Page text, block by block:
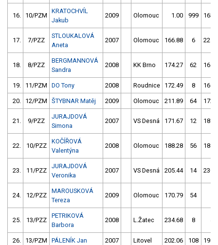
16. 10/PZM
KRATOCHVÍL
Jakub
2009 Olomouc 1.00 999
17. 7/PZZ
STLOUKALOVÁ
Aneta
2007 Olomouc 166.88 6
18. 8/PZZ
BERGMANNOVÁ
Sandra
2008 KK Brno 174.27 62
19. 11/PZM DO Tony 2008 Roudnice 172.49 8
20. 12/PZM ŠTYBNAR Matěj 2009 Olomouc 211.89 64
21. 9/PZZ
JURAJDOVÁ
Simona
2007 VS Desná 171.67 12
22. 10/PZZ
KOČÍŘOVÁ
Valentýna
2008 Olomouc 188.28 56
23. 11/PZZ
JURAJDOVÁ
Veronika
2007 VS Desná 205.44 14
24. 12/PZZ
MAROUSKOVÁ
Tereza
2009 Olomouc 170.79 54
25. 13/PZZ
PETRIKOVÁ
Barbora
2008 L.Žatec 234.68 8
26. 13/PZM PÁLENÍK Jan 2007 Litovel 202.06 108